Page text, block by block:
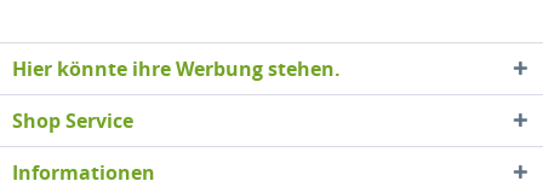
Hier könnte ihre Werbung stehen.
Shop Service
Informationen